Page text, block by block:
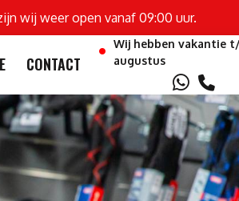
wij weer open vanaf 09:00 uur.
CONTACT
Wij hebben vakantie
augustus